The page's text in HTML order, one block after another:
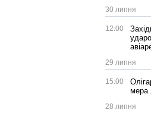
30 липня
12:00
29 липня
15:00
мера
28 липня